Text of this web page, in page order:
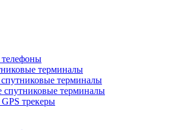
терминалы
терминалы
терминалы
трекеры